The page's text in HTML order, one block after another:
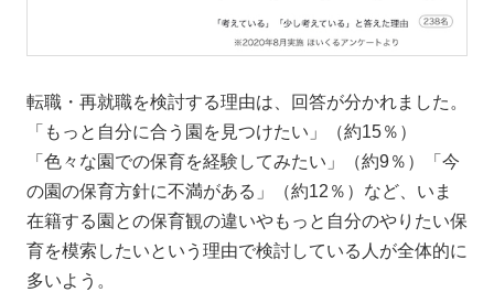
転職・再就職を検討する理由は、回答が分かれました。
「もっと自分に合う園を見つけたい」（約15％）
「色々な園での保育を経験してみたい」（約9％）「今
の園の保育方針に不満がある」（約12％）など、いま
在籍する園との保育観の違いやもっと自分のやりたい保
育を模索したいという理由で検討している人が全体的に
多いよう。